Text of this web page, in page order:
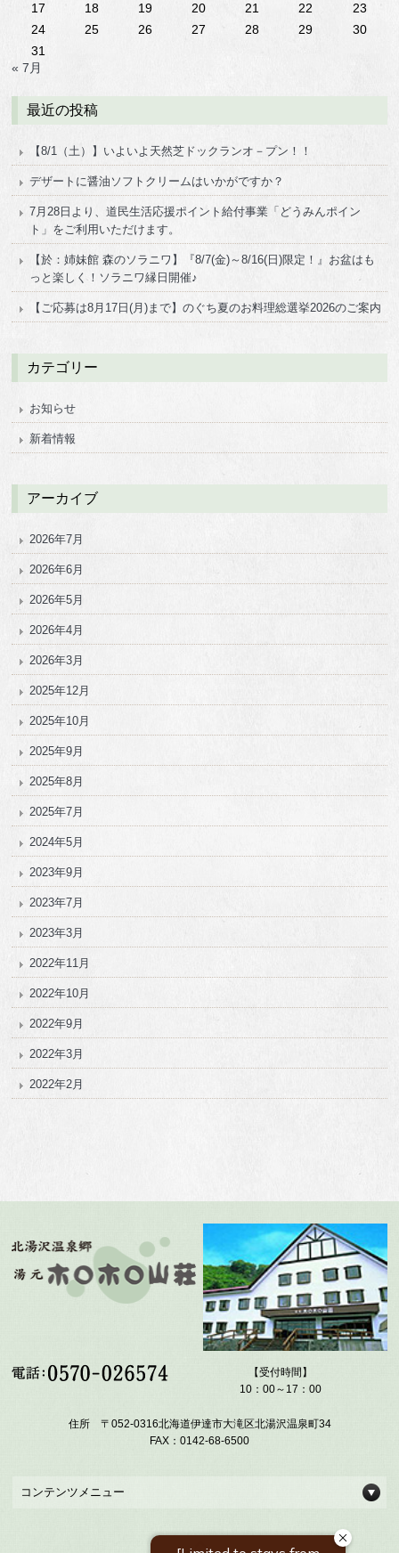
17
18 19 20 21 22
23
24
25 26 27 28 29
30
31
« 7月
最近の投稿
【8/1（土）】いよいよ天然芝ドックランオ－プン！！
デザートに醤油ソフトクリームはいかがですか？
7月28日より、道民生活応援ポイント給付事業「どうみんポイン
ト」をご利用いただけます。
【於：姉妹館 森のソラニワ】『8/7(金)～8/16(日)限定！』お盆はも
っと楽しく！ソラニワ縁日開催♪
【ご応募は8月17日(月)まで】のぐち夏のお料理総選挙2026のご案内
カテゴリー
お知らせ
新着情報
アーカイブ
2026年7月
2026年6月
2026年5月
2026年4月
2026年3月
2025年12月
2025年10月
2025年9月
2025年8月
2025年7月
2024年5月
2023年9月
2023年7月
2023年3月
2022年11月
2022年10月
2022年9月
2022年3月
2022年2月
【受付時間】
10：00～17：00
住所 〒052-0316北海道伊達市大滝区北湯沢温泉町34
FAX：0142-68-6500
コンテンツメニュー